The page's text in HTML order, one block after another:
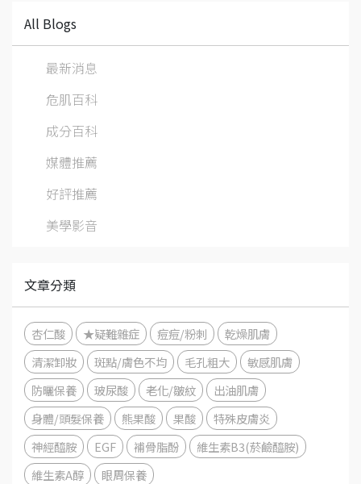
All Blogs
最新消息
危肌百科
成分百科
媒體推薦
好評推薦
美學影音
文章分類
杏仁酸 ★疑難雜症 痘痘/粉刺
乾燥肌膚
清潔卸妝
斑點/膚色不均 毛孔粗大
敏感肌膚
防曬保養
玻尿酸 老化/皺紋
出油肌膚
身體/頭髮保養
熊果酸 果酸
特殊皮膚炎
神經醯胺
EGF 補骨脂酚
維生素B3(菸鹼醯胺)
維生素A醇
眼周保養